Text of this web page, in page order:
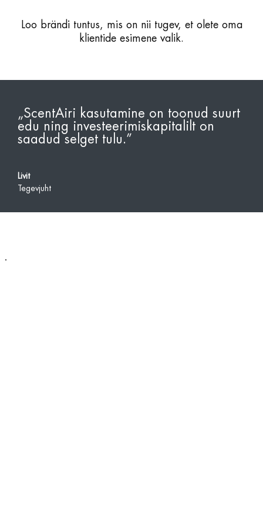
Loo brändi tuntus, mis on nii tugev, et olete oma
klientide esimene valik.
„ScentAiri kasutamine on toonud suurt
edu ning investeerimiskapitalilt on
saadud selget tulu.”
Livit
Tegevjuht